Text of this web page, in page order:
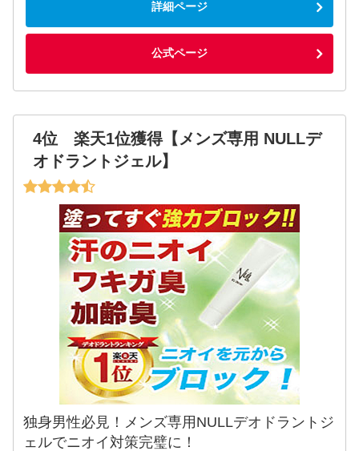
詳細ページ
公式ページ
4位 楽天1位獲得【メンズ専用 NULLデ
オドラントジェル】
独身男性必見！メンズ専用NULLデオドラントジ
ェルでニオイ対策完璧に！